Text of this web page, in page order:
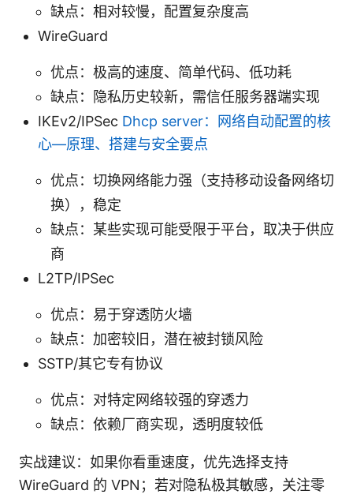
缺点：相对较慢，配置复杂度高
WireGuard
优点：极高的速度、简单代码、低功耗
缺点：隐私历史较新，需信任服务器端实现
IKEv2/IPSec Dhcp server：网络自动配置的核
心—原理、搭建与安全要点
优点：切换网络能力强（支持移动设备网络切
换），稳定
缺点：某些实现可能受限于平台，取决于供应
商
L2TP/IPSec
优点：易于穿透防火墙
缺点：加密较旧，潜在被封锁风险
SSTP/其它专有协议
优点：对特定网络较强的穿透力
缺点：依赖厂商实现，透明度较低
实战建议：如果你看重速度，优先选择支持
WireGuard 的 VPN；若对隐私极其敏感，关注零